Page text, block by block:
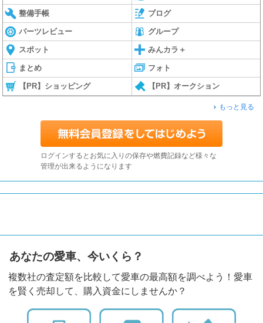
整備手帳 ブログ
パーツレビュー グループ
スポット みんカラ＋
まとめ フォト
【PR】ショッピング 【PR】オークション
もっと見る
ログインするとお気に入りの保存や燃費記録など様々な
管理が出来るようになります
あなたの愛車、今いくら？
複数社の査定額を比較して愛車の最高額を調べよう！愛車
を賢く売却して、購入資金にしませんか？